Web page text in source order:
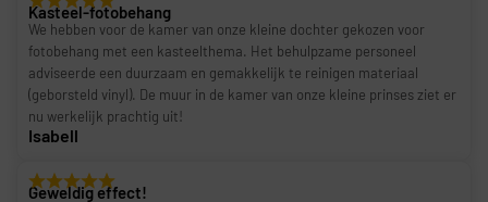
Kasteel-fotobehang
We hebben voor de kamer van onze kleine dochter gekozen voor
fotobehang met een kasteelthema. Het behulpzame personeel
adviseerde een duurzaam en gemakkelijk te reinigen materiaal
(geborsteld vinyl). De muur in de kamer van onze kleine prinses ziet er
nu werkelijk prachtig uit!
Isabell
Geweldig effect!